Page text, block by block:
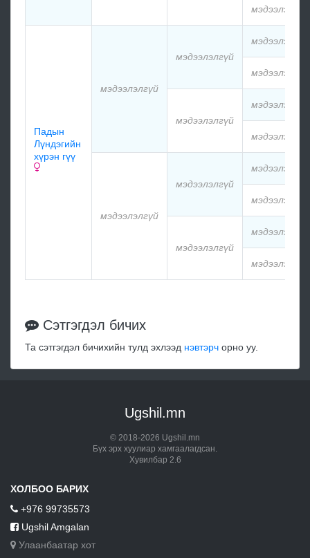
мэдээлэлгүй
Падын
Лүндэгийн
хүрэн гүү
мэдээлэлгүй
мэдээлэлгүй
мэдээлэлгүй
мэдээлэлгүй
мэдээлэлгүй
мэдээлэлгүй
мэдээлэлгүй
мэдээлэлгүй
мэдээлэлгүй
мэдээлэлгүй
мэдээлэлгүй
мэдээлэлгүй
мэдээлэлгүй
мэдээлэлгүй
Сэтгэгдэл бичих
Та сэтгэгдэл бичихийн тулд эхлээд нэвтэрч орно уу.
Ugshil.mn
© 2018-2026 Ugshil.mn
Бүх эрх хуулиар хамгаалагдсан.
Хувилбар 2.6
ХОЛБОО БАРИХ
+976 99735573
Ugshil Amgalan
Улаанбаатар хот